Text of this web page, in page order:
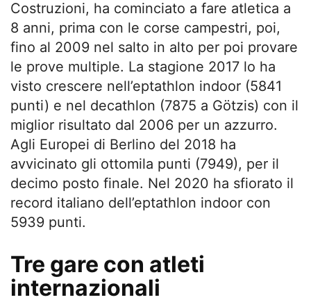
Costruzioni, ha cominciato a fare atletica a
8 anni, prima con le corse campestri, poi,
fino al 2009 nel salto in alto per poi provare
le prove multiple. La stagione 2017 lo ha
visto crescere nell’eptathlon indoor (5841
punti) e nel decathlon (7875 a Götzis) con il
miglior risultato dal 2006 per un azzurro.
Agli Europei di Berlino del 2018 ha
avvicinato gli ottomila punti (7949), per il
decimo posto finale. Nel 2020 ha sfiorato il
record italiano dell’eptathlon indoor con
5939 punti.
Tre gare con atleti
internazionali